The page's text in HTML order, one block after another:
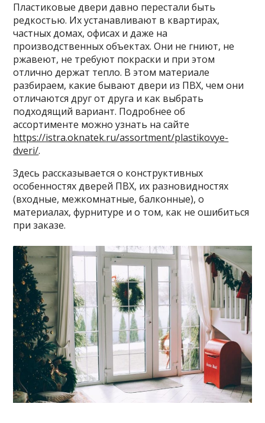
Пластиковые двери давно перестали быть
редкостью. Их устанавливают в квартирах,
частных домах, офисах и даже на
производственных объектах. Они не гниют, не
ржавеют, не требуют покраски и при этом
отлично держат тепло. В этом материале
разбираем, какие бывают двери из ПВХ, чем они
отличаются друг от друга и как выбрать
подходящий вариант. Подробнее об
ассортименте можно узнать на сайте
https://istra.oknatek.ru/assortment/plastikovye-
dveri/.
Здесь рассказывается о конструктивных
особенностях дверей ПВХ, их разновидностях
(входные, межкомнатные, балконные), о
материалах, фурнитуре и о том, как не ошибиться
при заказе.